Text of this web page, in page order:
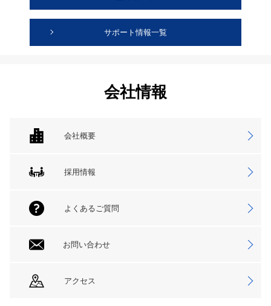
サポート情報一覧
会社情報
会社概要
採用情報
よくあるご質問
お問い合わせ
アクセス